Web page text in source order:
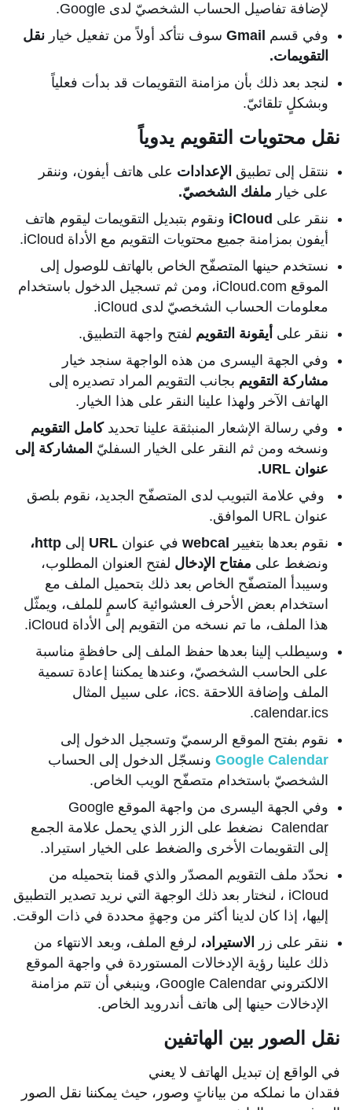
لإضافة تفاصيل الحساب الشخصيّ لدى Google.
وفي قسم Gmail سوف نتأكد أولاً من تفعيل خيارنقل
التقويمات.
لنجد بعد ذلك بأن مزامنة التقويمات قد بدأت فعلياً
وبشكلٍ تلقائيّ.
نقل محتويات التقويم يدوياً
ننتقل إلى تطبيق الإعدادات على هاتف أيفون، وننقر
على خيار ملفك الشخصيّ.
ننقر على iCloud ونقوم بتبديل التقويمات ليقوم هاتف
أيفون بمزامنة جميع محتويات التقويم مع الأداة iCloud.
نستخدم حينها المتصفّح الخاص بالهاتف للوصول إلى
الموقع iCloud.com، ومن ثم تسجيل الدخول باستخدام
معلومات الحساب الشخصيّ لدى iCloud.
ننقر على أيقونة التقويم لفتح واجهة التطبيق.
وفي الجهة اليسرى من هذه الواجهة سنجد خيار
مشاركة التقويم بجانب التقويم المراد تصديره إلى
الهاتف الآخر ولهذا علينا النقر على هذا الخيار.
وفي رسالة الإشعار المنبثقة علينا تحديدكامل التقويم
ونسخه ومن ثم النقر على الخيار السفليّ المشاركة إلى
عنوان URL.
وفي علامة التبويب لدى المتصفّح الجديد، نقوم بلصق
عنوان URL الموافق.
نقوم بعدها بتغيير
webcal في عنوانURL إلىhttp،
ونضغط على مفتاح الإدخال لفتح العنوان المطلوب،
وسيبدأ المتصفّح الخاص بعد ذلك بتحميل الملف مع
استخدام بعض الأحرف العشوائية كاسمٍ للملف، ويمثّل
هذا الملف، ما تم نسخه من التقويم إلى الأداة iCloud.
وسيطلب إلينا بعدها حفظ الملف إلى حافظةٍ مناسبة
على الحاسب الشخصيّ، وعندها يمكننا إعادة تسمية
الملف وإضافة اللاحقة .ics، على سبيل المثال
calendar.ics.
نقوم بفتح الموقع الرسميّ وتسجيل الدخول إلى
Google Calendar ونسجّل الدخول إلى الحساب
الشخصيّ باستخدام متصفّح الويب الخاص.
وفي الجهة اليسرى من واجهة الموقع Google
Calendar نضغط على الزر الذي يحمل علامة الجمع
إلى التقويمات الأخرى والضغط على الخيار استيراد.
نحدّد ملف التقويم المصدّر والذي قمنا بتحميله من
iCloud ، لنختار بعد ذلك الوجهة التي نريد تصدير التطبيق
إليها، إذا كان لدينا أكثر من وجهةٍ محددة في ذات الوقت.
ننقر على زر
الاستيراد، لرفع الملف، وبعد الانتهاء من
ذلك علينا رؤية الإدخالات المستوردة في واجهة الموقع
الالكتروني Google Calendar، وينبغي أن تتم مزامنة
الإدخالات حينها إلى هاتف أندرويد الخاص.
نقل الصور بين الهاتفين
في الواقع إن تبديل الهاتف لا يعني
فقدان ما نملكه من بياناتٍ وصور، حيث يمكننا نقل الصور